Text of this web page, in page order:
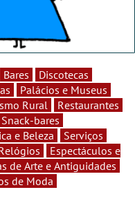
Bares
Discotecas
Palácios e Museus
Rural
Restaurantes
bares
e Beleza
Serviços
Espectáculos e
de Arte e Antiguidades
de Moda